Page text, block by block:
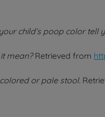
child’s poop color tell
mean?Retrieved from
or pale stool.